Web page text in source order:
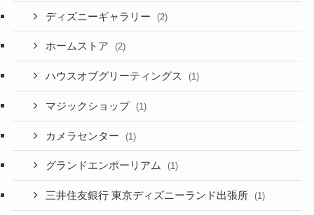
ディズニーギャラリー (2)
ホームストア (2)
ハウスオブグリーティングス (1)
マジックショップ (1)
カメラセンター (1)
グランドエンポーリアム (1)
三井住友銀行 東京ディズニーランド出張所 (1)